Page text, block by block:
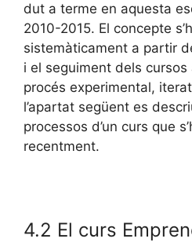
dut a terme en aquesta
2010-2015. El concepte
sistemàticament a partir
i el seguiment dels cursos
procés experimental,
l’apartat següent es
processos d’un curs que
recentment.
4.2 El curs